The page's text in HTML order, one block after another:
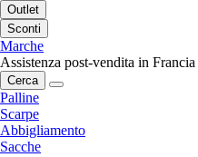
Outlet
Sconti
Marche
Assistenza post-vendita in Francia
Cerca
Palline
Scarpe
Abbigliamento
Sacche